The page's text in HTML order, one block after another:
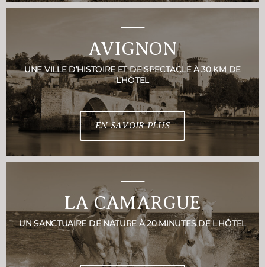
AVIGNON
UNE VILLE D’HISTOIRE ET DE SPECTACLE À 30 KM DE
L’HÔTEL
EN SAVOIR PLUS
LA CAMARGUE
UN SANCTUAIRE DE NATURE À 20 MINUTES DE L'HÔTEL